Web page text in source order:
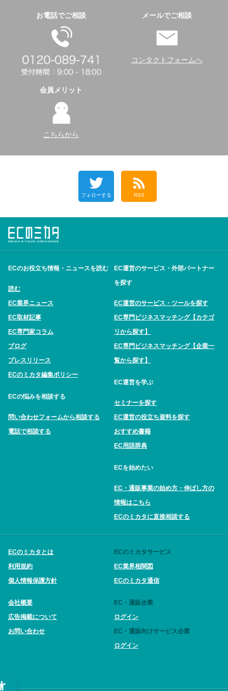
お電話でご相談 メールでご相談
コンタクトフォームへ
会員メリット
こちらから
フォローする RSS
ECのお役立ち情報・ニュースを読む
読む
EC業界ニュース
EC取材記事
EC専門家コラム
ブログ
プレスリリース
ECのミカタ編集ポリシー
ECの悩みを相談する
問い合わせフォームから相談する
電話で相談する
EC運営のサービス・外部パートナー
を探す
EC運営のサービス・ツールを探す
EC専門ビジネスマッチング【カテゴ
リから探す】
EC専門ビジネスマッチング【企業一
覧から探す】
EC運営を学ぶ
セミナーを探す
EC運営の役立ち資料を探す
おすすめ書籍
EC用語辞典
ECを始めたい
EC・通販事業の始め方・伸ばし方の
情報はこちら
ECのミカタに直接相談する
ECのミカタとは
利用規約
個人情報保護方針
会社概要
広告掲載について
お問い合わせ
ECのミカタサービス
EC業界相関図
ECのミカタ通信
EC・通販企業
ログイン
EC・通販向けサービス企業
ログイン